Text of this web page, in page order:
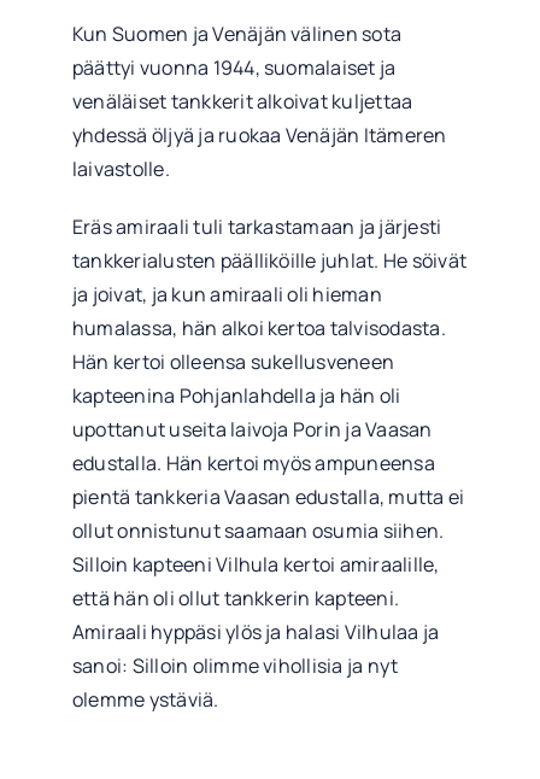
Kun Suomen ja Venäjän välinen sota
päättyi vuonna 1944, suomalaiset ja
venäläiset tankkerit alkoivat kuljettaa
yhdessä öljyä ja ruokaa Venäjän Itämeren
laivastolle.
Eräs amiraali tuli tarkastamaan ja järjesti
tankkerialusten päälliköille juhlat. He söivät
ja joivat, ja kun amiraali oli hieman
humalassa, hän alkoi kertoa talvisodasta.
Hän kertoi olleensa sukellusveneen
kapteenina Pohjanlahdella ja hän oli
upottanut useita laivoja Porin ja Vaasan
edustalla. Hän kertoi myös ampuneensa
pientä tankkeria Vaasan edustalla, mutta ei
ollut onnistunut saamaan osumia siihen.
Silloin kapteeni Vilhula kertoi amiraalille,
että hän oli ollut tankkerin kapteeni.
Amiraali hyppäsi ylös ja halasi Vilhulaa ja
sanoi: Silloin olimme vihollisia ja nyt
olemme ystäviä.